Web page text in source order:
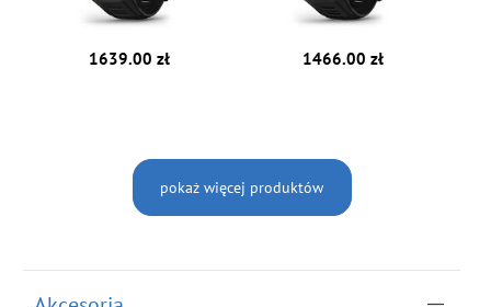
1639.00 zł 1466.00 zł
pokaż więcej produktów